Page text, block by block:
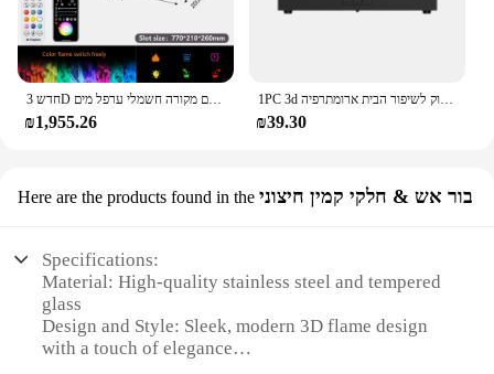
חדש 3D אטום אח צבע להבה אטום חכם מקורה חשמלי ערפל מים APP שלט רחוק אח קיטור אח חשמלי מכשיר אדים אוויר
₪1,955.26
1PC 3d להבה האח ניחוח מפזר עם שלט רחוק לשיפור הבית ארומתרפיה
₪39.30
Here are the products found in the בור אש & חלקי קמין חיצוני
Specifications:
Material: High-quality stainless steel and tempered
glass
Design and Style: Sleek, modern 3D flame design
with a touch of elegance